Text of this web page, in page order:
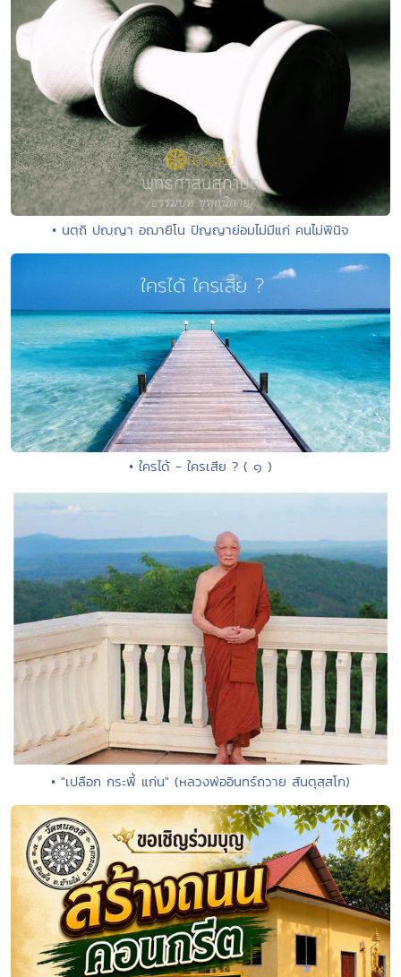
• นตฺถิ ปญฺญา อฌายิโน ปัญญาย่อมไม่มีแก่ คนไม่พินิจ
• ใครได้ - ใครเสีย ? ( ๑ )
• "เปลือก กระพี้ แก่น" (หลวงพ่ออินทร์ถวาย สันตุสฺสโก)